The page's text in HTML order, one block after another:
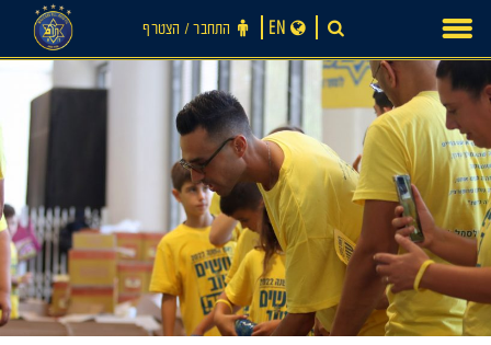
content
התחבר ‪/‬ הצטרף EN